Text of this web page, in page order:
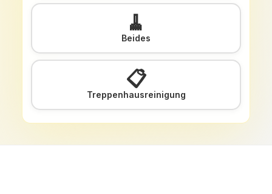
🧹
Beides
📋
Treppenhausreinigung